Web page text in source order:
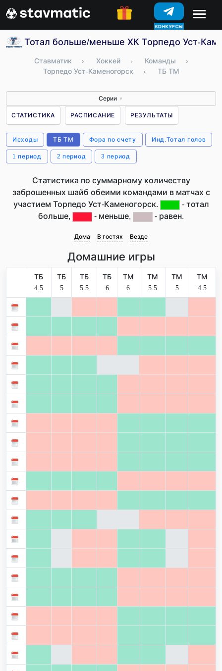
КОНКУРСЫ
Тотал больше/меньше ХК Торпедо Уст-
Ставматик › Хоккей › Команды
›
Торпедо Уст-Каменогорск
› ТБ ТМ
Серии ▼
СТАТИСТИКА РАСПИСАНИЕ РЕЗУЛЬТАТЫ
Исходы ТБ ТМ Фора по счету Инд.Тотал голов
1 период 2 период 3 период
Статистика по суммарному количеству
заброшенных шайб обеими командами в матчах с
участием Торпедо Уст-Каменогорск.
- тотал
больше,
- меньше, - равен.
Дома В гостях Везде
Домашние игры
ТБ
4.5
ТБ
5
ТБ
5.5
ТБ
6
ТМ
6
ТМ
5.5
ТМ
5
ТМ
4.5